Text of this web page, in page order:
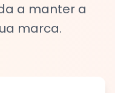
a manter a
marca.